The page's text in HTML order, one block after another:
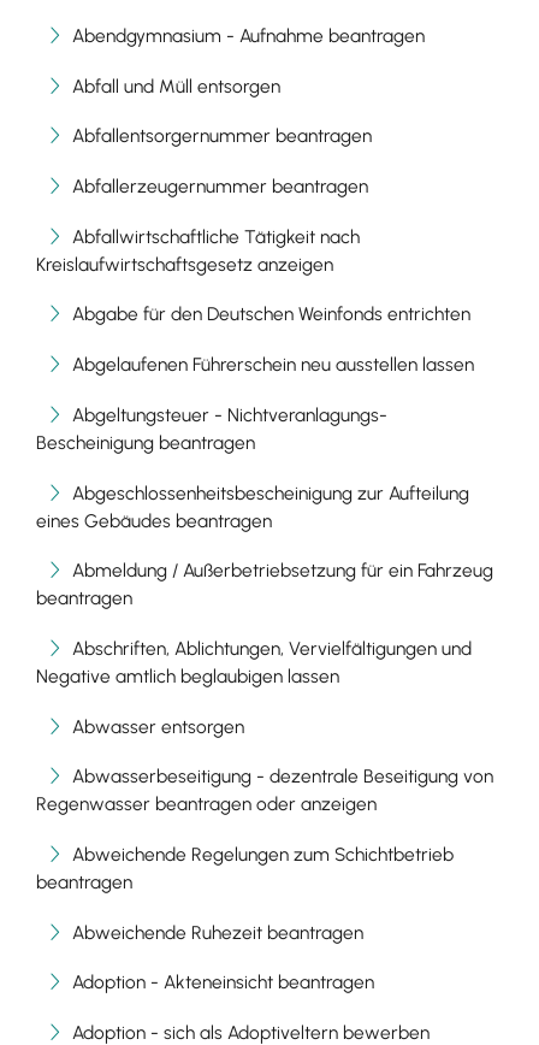
Abendgymnasium - Aufnahme beantragen
Abfall und Müll entsorgen
Abfallentsorgernummer beantragen
Abfallerzeugernummer beantragen
Abfallwirtschaftliche Tätigkeit nach
Kreislaufwirtschaftsgesetz anzeigen
Abgabe für den Deutschen Weinfonds entrichten
Abgelaufenen Führerschein neu ausstellen lassen
Abgeltungsteuer - Nichtveranlagungs-
Bescheinigung beantragen
Abgeschlossenheitsbescheinigung zur Aufteilung
eines Gebäudes beantragen
Abmeldung / Außerbetriebsetzung für ein Fahrzeug
beantragen
Abschriften, Ablichtungen, Vervielfältigungen und
Negative amtlich beglaubigen lassen
Abwasser entsorgen
Abwasserbeseitigung - dezentrale Beseitigung von
Regenwasser beantragen oder anzeigen
Abweichende Regelungen zum Schichtbetrieb
beantragen
Abweichende Ruhezeit beantragen
Adoption - Akteneinsicht beantragen
Adoption - sich als Adoptiveltern bewerben